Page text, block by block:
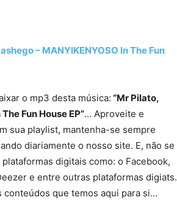
– MANYIKENYOSO In The Fun
o mp3 desta música: “Mr Pilato,
Fun House EP”… Aproveite e
sua playlist, mantenha-se sempre
diariamente o nosso site. E, não se
digitais como: o Facebook,
e entre outras plataformas digiats.
conteúdos que temos aqui para si…